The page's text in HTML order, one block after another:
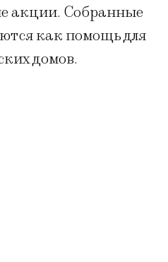
акции. Собранные
как помощь для
домов.